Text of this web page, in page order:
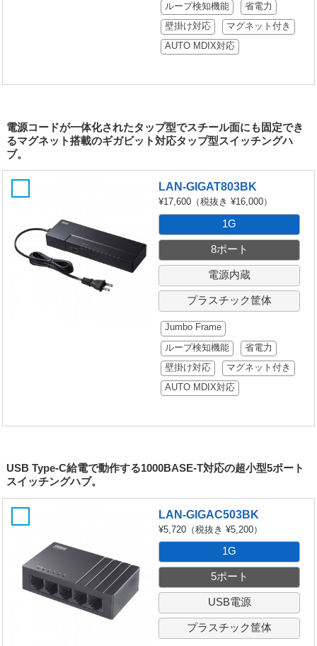
ループ検知機能
省電力
壁掛け対応
マグネット付き
AUTO MDIX対応
電源コードが一体化されたタップ型でスチール面にも固定でき
るマグネット搭載のギガビット対応タップ型スイッチングハ
ブ。
LAN-GIGAT803BK
¥17,600（税抜き ¥16,000）
1G
8ポート
電源内蔵
プラスチック筐体
Jumbo Frame
ループ検知機能
省電力
壁掛け対応
マグネット付き
AUTO MDIX対応
USB Type-C給電で動作する1000BASE-T対応の超小型5ポート
スイッチングハブ。
LAN-GIGAC503BK
¥5,720（税抜き ¥5,200）
1G
5ポート
USB電源
プラスチック筐体